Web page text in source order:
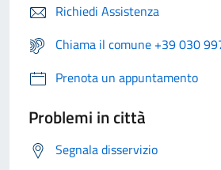
Richiedi Assistenza
Chiama il comune +39 030
Prenota un appuntamento
Problemi in città
Segnala disservizio